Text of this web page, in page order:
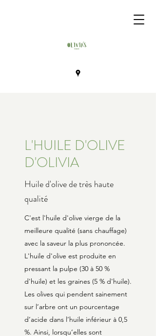
L'HUILE D'OLIVE
D'OLIVIA
Huile d'olive de très haute
qualité
C'est l'huile d'olive vierge de la
meilleure qualité (sans chauffage)
avec la saveur la plus prononcée.
L'huile d'olive est produite en
pressant la pulpe (30 à 50 %
d'huile) et les graines (5 % d'huile).
Les olives qui pendent sainement
sur l’arbre ont un pourcentage
d’acide dans l’huile inférieur à 0,5
%. Ainsi, lorsqu’elles sont